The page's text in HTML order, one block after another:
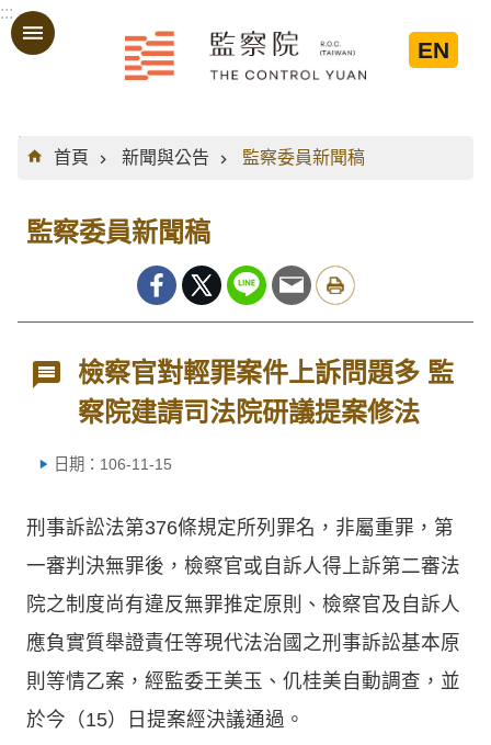
跳到主要內容區塊
:::
EN
:::
首頁
新聞與公告 監察委員新聞稿
監察委員新聞稿
檢察官對輕罪案件上訴問題多 監
察院建請司法院研議提案修法
日期：106-11-15
刑事訴訟法第376條規定所列罪名，非屬重罪，第
一審判決無罪後，檢察官或自訴人得上訴第二審法
院之制度尚有違反無罪推定原則、檢察官及自訴人
應負實質舉證責任等現代法治國之刑事訴訟基本原
則等情乙案，經監委王美玉、仉桂美自動調查，並
於今（15）日提案經決議通過。